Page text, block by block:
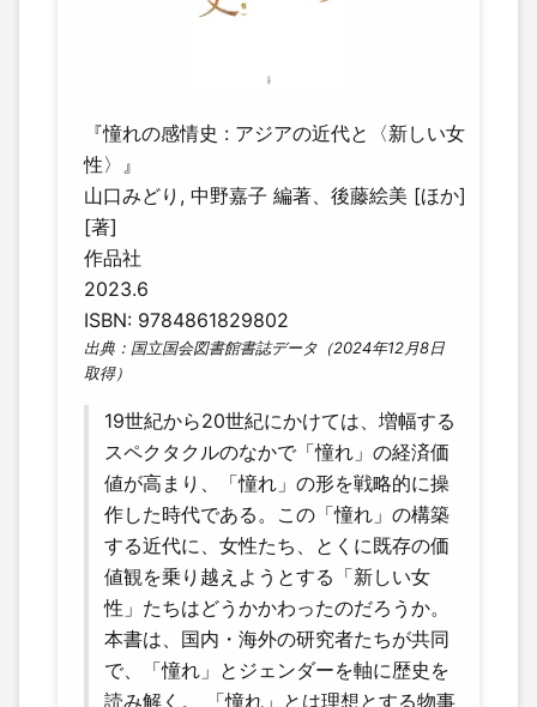
『憧れの感情史 : アジアの近代と〈新しい女
性〉』
山口みどり, 中野嘉子 編著、後藤絵美 [ほか]
[著]
作品社
2023.6
ISBN: 9784861829802
出典：国立国会図書館書誌データ（2024年12月8日
取得）
19世紀から20世紀にかけては、増幅する
スペクタクルのなかで「憧れ」の経済価
値が高まり、「憧れ」の形を戦略的に操
作した時代である。この「憧れ」の構築
する近代に、女性たち、とくに既存の価
値観を乗り越えようとする「新しい女
性」たちはどうかかわったのだろうか。
本書は、国内・海外の研究者たちが共同
で、「憧れ」とジェンダーを軸に歴史を
読み解く。 「憧れ」とは理想とする物事